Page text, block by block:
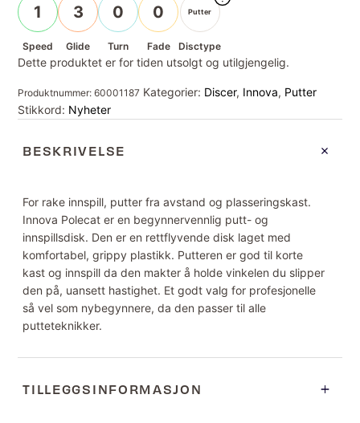
1
Speed
3
Glide
0
Turn
0
Fade
Putter
Disctype
Dette produktet er for tiden utsolgt og utilgjengelig.
Produktnummer:60001187 Kategorier: Discer, Innova, Putter
Stikkord: Nyheter
BESKRIVELSE
For rake innspill, putter fra avstand og plasseringskast.
Innova Polecat er en begynnervennlig putt- og
innspillsdisk. Den er en rettflyvende disk laget med
komfortabel, grippy plastikk. Putteren er god til korte
kast og innspill da den makter å holde vinkelen du slipper
den på, uansett hastighet. Et godt valg for profesjonelle
så vel som nybegynnere, da den passer til alle
putteteknikker.
TILLEGGSINFORMASJON